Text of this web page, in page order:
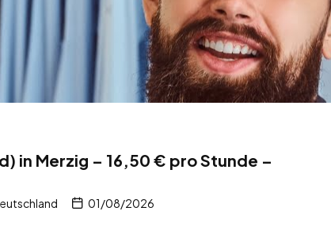
in Merzig – 16,50 € pro Stunde –
01/08/2026